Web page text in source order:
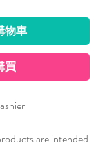
物車
買
are intended